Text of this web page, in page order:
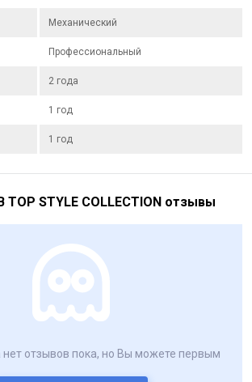
Механический
Профессиональный
2 года
1 год
1 год
TOP STYLE COLLECTION отзывы
нет отзывов пока, но Вы можете первым